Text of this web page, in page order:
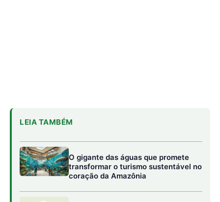
LEIA TAMBÉM
O gigante das águas que promete
transformar o turismo sustentável no
coração da Amazônia